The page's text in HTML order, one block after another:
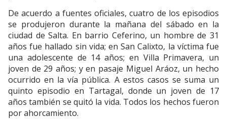
De acuerdo a fuentes oficiales, cuatro de los episodios
se produjeron durante la mañana del sábado en la
ciudad de Salta. En barrio Ceferino, un hombre de 31
años fue hallado sin vida; en San Calixto, la víctima fue
una adolescente de 14 años; en Villa Primavera, un
joven de 29 años; y en pasaje Miguel Aráoz, un hecho
ocurrido en la vía pública. A estos casos se suma un
quinto episodio en Tartagal, donde un joven de 17
años también se quitó la vida. Todos los hechos fueron
por ahorcamiento.